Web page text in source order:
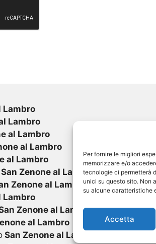
Per fornire le migliori
memorizzare e/o
tecnologie ci permetterà
unici su questo sito. Non
su alcune caratteristiche
Accetta
Lambro
Lambro
al Lambro
al Lambro
al Lambro
Zenone al Lambro
Zenone al Lambro
Lambro
Zenone al Lambro
al Lambro
San Zenone al Lambro